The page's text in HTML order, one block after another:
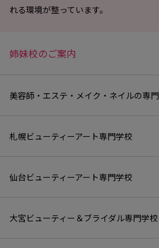
れる環境が整っています。
姉妹校のご案内
美容師・エステ・メイク・ネイルの専
札幌ビューティーアート専門学校
仙台ビューティーアート専門学校
大宮ビューティー＆ブライダル専門学校